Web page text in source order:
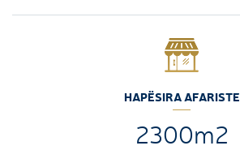
HAPËSIRA AFARISTE
2300m2